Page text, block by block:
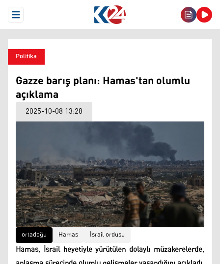
Open Menu
Politika
Gazze barış planı: Hamas'tan olumlu
açıklama
2025-10-08 13:28
ortadoğu Hamas İsrail ordusu
Hamas, İsrail heyetiyle yürütülen dolaylı müzakerelerde,